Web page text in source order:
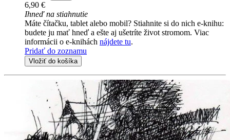
6,90 €
Ihneď na stiahnutie
Máte čítačku, tablet alebo mobil? Stiahnite si do nich e-knihu:
budete ju mať hneď a ešte aj ušetríte život stromom. Viac
informácii o e-knihách nájdete tu.
Pridať do zoznamu
Vložiť do košíka